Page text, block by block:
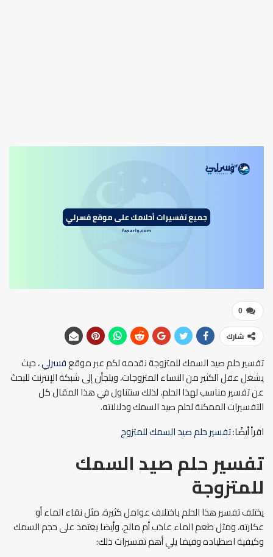
0
شارك
تفسير حلم صيد السمك للمتزوجة نقدمه لكم عبر موقعفسرلي، حيث
يشغل عقل الكثير من النساء المتزوجات، ويلجأن إلى شبكة الإنترنت للبحث
عن تفسير مناسب لهذا الحلم، لذلك سنتناول في هذا المقال كل
التفسيرات الممكنة لحلم صيد السمك ودلالاته.
اقرأ أيضًا:تفسير حلم صيد السمك للمتزوج
تفسير حلم صيد السمك
للمتزوجة
يختلف تفسير هذا الحلم باختلاف عوامل كثيرة، مثل نقاء الماء أو
عكارته، ومثل طعم الماء عاذب أم مالح، وأيضا يعتمد على حجم السمك
وكيفية اصطياده وفيما يلي أهم تفسيرات ذلك: